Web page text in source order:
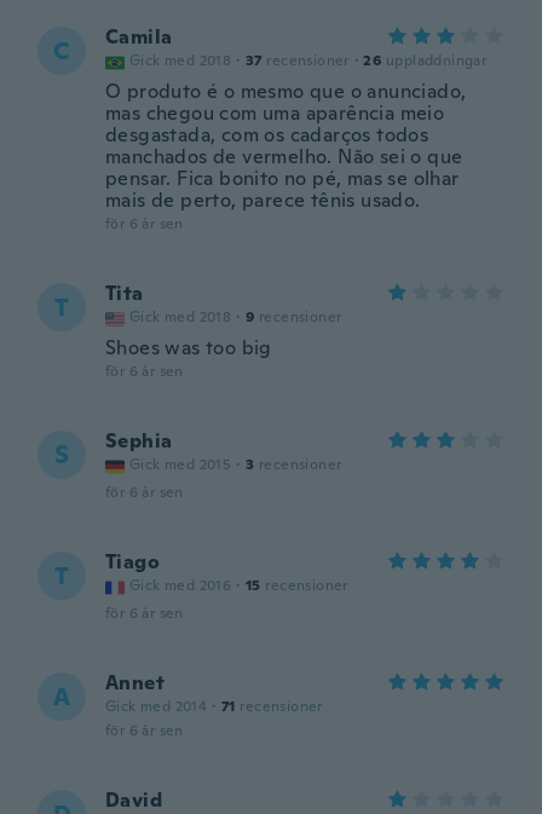
C Camila
Gick med 2018 · 37 recensioner · 26 uppladdningar
O produto é o mesmo que o anunciado,
mas chegou com uma aparência meio
desgastada, com os cadarços todos
manchados de vermelho. Não sei o que
pensar. Fica bonito no pé, mas se olhar
mais de perto, parece tênis usado.
för 6 år sen
T Tita
Gick med 2018 · 9 recensioner
Shoes was too big
för 6 år sen
S Sephia
Gick med 2015 · 3 recensioner
för 6 år sen
T Tiago
Gick med 2016 · 15 recensioner
för 6 år sen
A Annet
Gick med 2014 · 71 recensioner
för 6 år sen
David